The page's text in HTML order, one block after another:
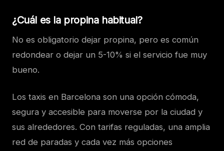
¿Cuál es la propina habitual?
No es obligatorio dejar propina, pero es común
redondear o dejar un 5-10% si el servicio fue muy
bueno.
Los taxis en Barcelona son una opción cómoda,
segura y accesible para moverse por la ciudad y
sus alrededores. Con tarifas reguladas, una amplia
red de paradas y cada vez más opciones